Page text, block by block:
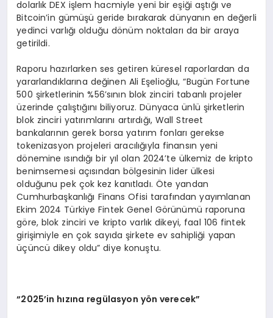
dolarlık DEX işlem hacmiyle yeni bir eşiği aştığı ve
Bitcoin’in gümüşü geride bırakarak dünyanın en değerli
yedinci varlığı olduğu dönüm noktaları da bir araya
getirildi.
Raporu hazırlarken ses getiren küresel raporlardan da
yararlandıklarına değinen Ali Eşelioğlu, “Bugün Fortune
500 şirketlerinin %56’sının blok zinciri tabanlı projeler
üzerinde çalıştığını biliyoruz. Dünyaca ünlü şirketlerin
blok zinciri yatırımlarını artırdığı, Wall Street
bankalarının gerek borsa yatırım fonları gerekse
tokenizasyon projeleri aracılığıyla finansın yeni
dönemine ısındığı bir yıl olan 2024’te ülkemiz de kripto
benimsemesi açısından bölgesinin lider ülkesi
olduğunu pek çok kez kanıtladı. Öte yandan
Cumhurbaşkanlığı Finans Ofisi tarafından yayımlanan
Ekim 2024 Türkiye Fintek Genel Görünümü raporuna
göre, blok zinciri ve kripto varlık dikeyi, faal 106 fintek
girişimiyle en çok sayıda şirkete ev sahipliği yapan
üçüncü dikey oldu” diye konuştu.
“2025’in hızına regülasyon yön verecek”